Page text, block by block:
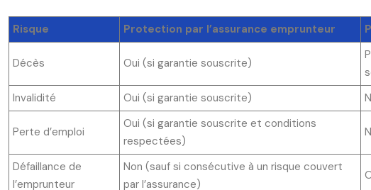
Risque Protection par l’assurance emprunteur
Décès Oui (si garantie souscrite)
Invalidité
Oui (si garantie souscrite)
Perte d’emploi
Oui (si garantie souscrite et conditions
respectées)
Défaillance de
l’emprunteur
Non (sauf si consécutive à un risque couvert
par l’assurance)